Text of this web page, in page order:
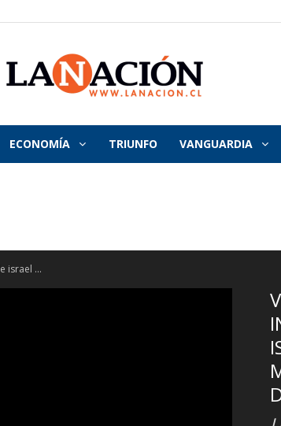
La
Nación
ECONOMÍA TRIUNFO VANGUARDIA
israel ...